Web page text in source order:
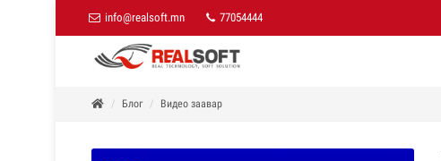
info@realsoft.mn 77054444
Блог Видео заавар